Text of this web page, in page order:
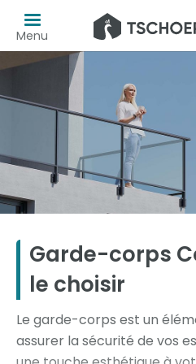
Menu
Garde-corps
le choisir
Le garde-corps est un
assurer la sécurité de vos